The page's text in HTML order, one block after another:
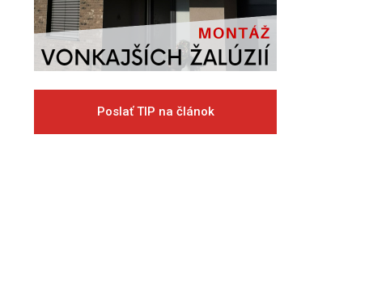
Poslať TIP na článok